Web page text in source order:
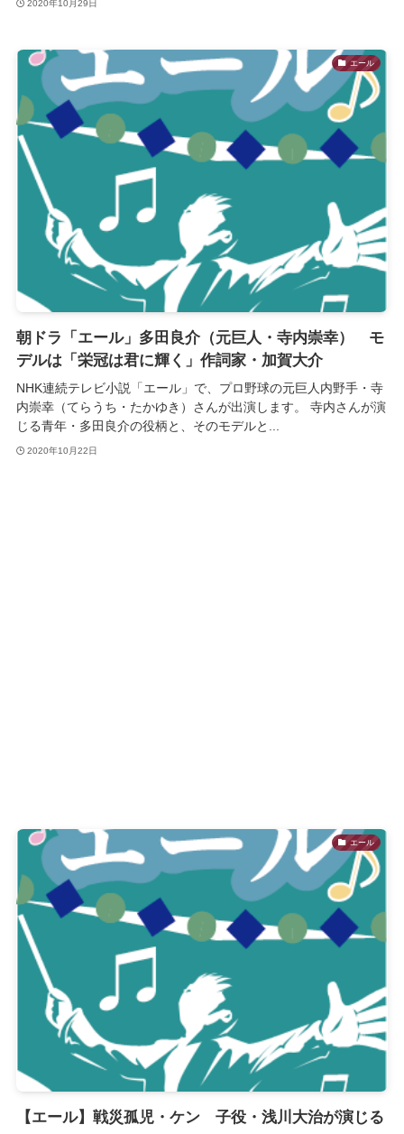
2020年10月29日
エール
朝ドラ「エール」多田良介（元巨人・寺内崇幸） モ
デルは「栄冠は君に輝く」作詞家・加賀大介
NHK連続テレビ小説「エール」で、プロ野球の元巨人内野手・寺
内崇幸（てらうち・たかゆき）さんが出演します。 寺内さんが演
じる青年・多田良介の役柄と、そのモデルと...
2020年10月22日
エール
【エール】戦災孤児・ケン 子役・浅川大治が演じる